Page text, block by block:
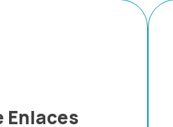
Enlaces